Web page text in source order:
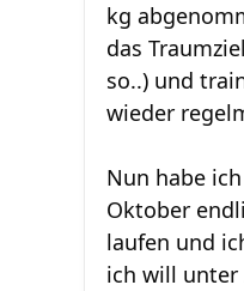
kg
das
so..) und
wieder
Nun habe
Oktober
laufen und
ich will unter